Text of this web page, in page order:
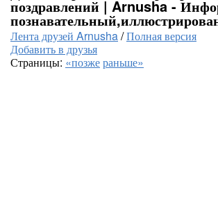
поздравлений | Arnusha -
Лента друзей Arnusha/Полная версия
Добавить в друзья
Страницы: «позжераньше»